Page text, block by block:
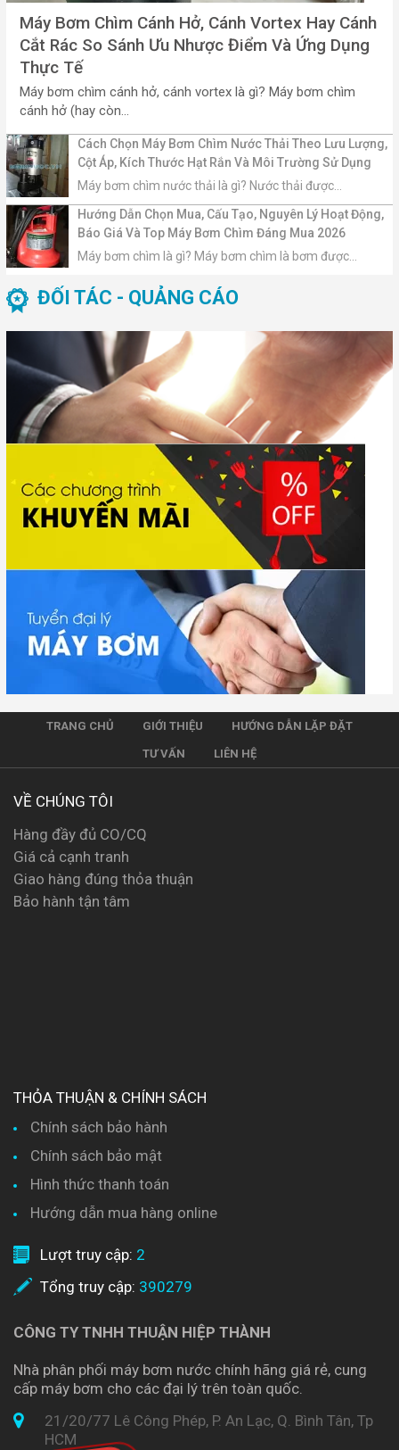
Máy Bơm Chìm Cánh Hở, Cánh Vortex Hay Cánh
Cắt Rác So Sánh Ưu Nhược Điểm Và Ứng Dụng
Thực Tế
Máy bơm chìm cánh hở, cánh vortex là gì? Máy bơm chìm
cánh hở (hay còn...
Cách Chọn Máy Bơm Chìm Nước Thải Theo Lưu Lượng,
Cột Áp, Kích Thước Hạt Rắn Và Môi Trường Sử Dụng
Máy bơm chìm nước thải là gì? Nước thải được...
Hướng Dẫn Chọn Mua, Cấu Tạo, Nguyên Lý Hoạt Động,
Báo Giá Và Top Máy Bơm Chìm Đáng Mua 2026
Máy bơm chìm là gì? Máy bơm chìm là bơm được...
ĐỐI TÁC - QUẢNG CÁO
TRANG CHỦ GIỚI THIỆU HƯỚNG DẪN LẶP ĐẶT
TƯ VẤN LIÊN HỆ
VỀ CHÚNG TÔI
Hàng đầy đủ CO/CQ
Giá cả cạnh tranh
Giao hàng đúng thỏa thuận
Bảo hành tận tâm
THỎA THUẬN & CHÍNH SÁCH
Chính sách bảo hành
Chính sách bảo mật
Hình thức thanh toán
Hướng dẫn mua hàng online
Lượt truy cập: 2
Tổng truy cập: 390279
CÔNG TY TNHH THUẬN HIỆP THÀNH
Nhà phân phối máy bơm nước chính hãng giá rẻ, cung
cấp máy bơm cho các đại lý trên toàn quốc.
21/20/77 Lê Công Phép, P. An Lạc, Q. Bình Tân, Tp
HCM